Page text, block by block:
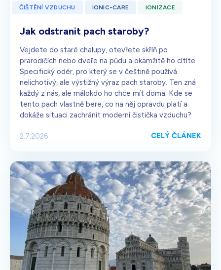
ČIŠTĚNÍ VZDUCHU IONIC-CARE IONIZACE
Jak odstranit pach staroby?
Vejdete do staré chalupy, otevřete skříň po
prarodičích nebo dveře na půdu a okamžitě ho cítíte.
Specifický odér, pro který se v češtině používá
nelichotivý, ale výstižný výraz pach staroby. Ten zná
každý z nás, ale málokdo ho chce mít doma. Kde se
tento pach vlastně bere, co na něj opravdu platí a
dokáže situaci zachránit moderní čistička vzduchu?
2.7.2026 CELÝ ČLÁNEK